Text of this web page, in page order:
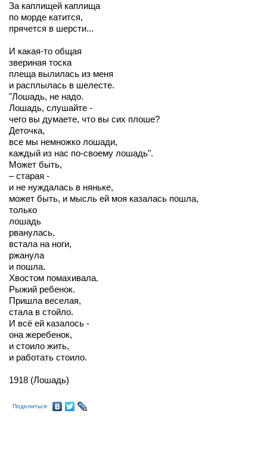
За каплищей каплища
по морде катится,
прячется в шерсти...
И какая-то общая
звериная тоска
плеща вылилась из меня
и расплылась в шелесте.
"Лошадь, не надо.
Лошадь, слушайте -
чего вы думаете, что вы сих плоше?
Деточка,
все мы немножко лошади,
каждый из нас по-своему лошадь".
Может быть,
– старая -
и не нуждалась в няньке,
может быть, и мысль ей моя казалась пошла,
только
лошадь
рванулась,
встала на ноги,
ржанула
и пошла.
Хвостом помахивала.
Рыжий ребенок.
Пришла веселая,
стала в стойло.
И всё ей казалось -
она жеребенок,
и стоило жить,
и работать стоило.
1918 (Лошадь)
Поделиться